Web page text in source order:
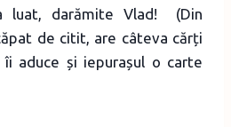
luat, darămite Vlad! (Din
de citit, are câteva cărți
aduce și iepurașul o carte